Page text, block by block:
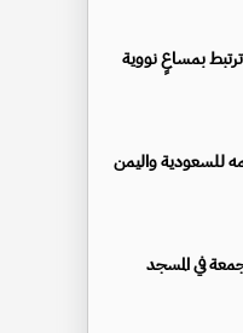
ترتبط بمساعٍ نووية
للسعودية واليمن
في المسجد